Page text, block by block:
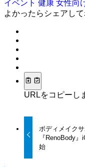
イベント 健康 女性向
よかったらシェアして
URLをコピーし
ボディメイク
『RenoBody
始